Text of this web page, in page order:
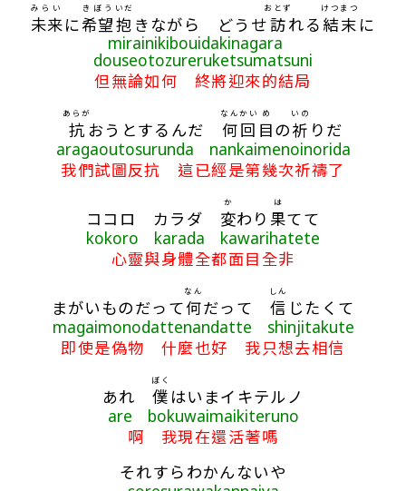
未来
みらい
に希望
きぼう
抱
いだ
きながら どうせ訪
おとず
れる 結末
けつまつ
に
mirainikibouidakinagara
douseotozureruketsumatsuni
但無論如何 終將迎來的結局
抗
あらが
おうとするんだ 何回
なんかい
目
め
の祈
いの
りだ
aragaoutosurunda nankaimenoinorida
我們試圖反抗 這已經是第幾次祈禱了
ココロ カラダ 変
か
わり 果
は
てて
kokoro karada kawarihatete
心靈與身體全都面目全非
まがいものだって何
なん
だって 信
しん
じたくて
magaimonodattenandatte shinjitakute
即使是偽物 什麼也好 我只想去相信
あれ 僕
ぼく
はいまイキテルノ
are bokuwaimaikiteruno
啊 我現在還活著嗎
それすらわかんないや